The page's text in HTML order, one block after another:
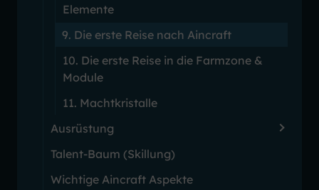
Elemente
9. Die erste Reise nach Aincraft
10. Die erste Reise in die Farmzone &
Module
11. Machtkristalle
Ausrüstung
Talent-Baum (Skillung)
Wichtige Aincraft Aspekte